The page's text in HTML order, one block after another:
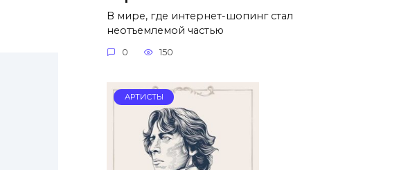
В мире, где интернет-шопинг стал
неотъемлемой частью
0 150
АРТИСТЫ